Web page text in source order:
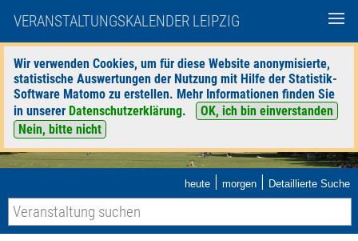
VERANSTALTUNGSKALENDER LEIPZIG
Wir verwenden Cookies, um für diese Website anonymisierte,
statistische Auswertungen der Nutzung mit Hilfe der Statistik-
Software Matomo zu erstellen. Mehr Informationen finden Sie
in unserer Datenschutzerklärung.
OK, ich bin einverstanden
Nein, bitte nicht
heute | morgen | Detaillierte Suche